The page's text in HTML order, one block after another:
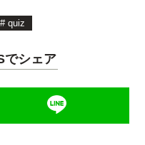
# quiz
でシェア